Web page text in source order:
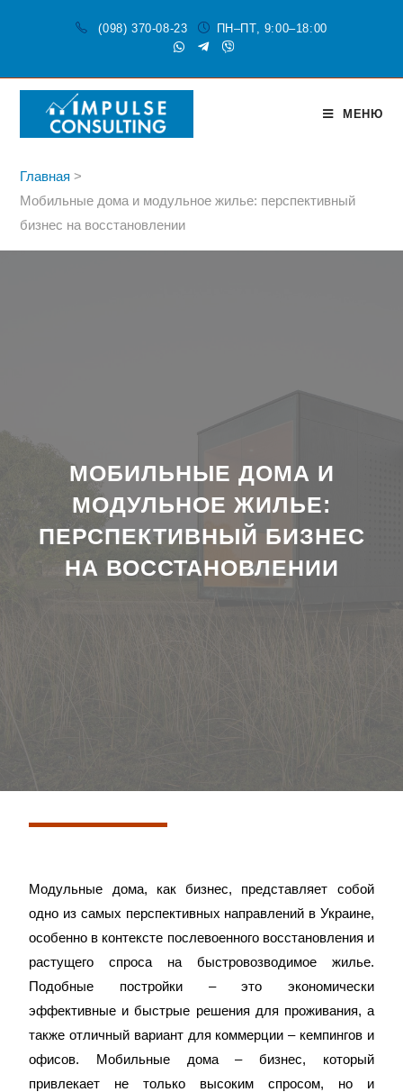
(098) 370-08-23 ПН–ПТ, 9:00–18:00
МЕНЮ
Главная >
Мобильные дома и модульное жилье: перспективный
бизнес на восстановлении
МОБИЛЬНЫЕ ДОМА И
МОДУЛЬНОЕ ЖИЛЬЕ:
ПЕРСПЕКТИВНЫЙ БИЗНЕС
НА ВОССТАНОВЛЕНИИ
Модульные дома, как бизнес, представляет собой
одно из самых перспективных направлений в Украине,
особенно в контексте послевоенного восстановления и
растущего спроса на быстровозводимое жилье.
Подобные постройки – это экономически
эффективные и быстрые решения для проживания, а
также отличный вариант для коммерции – кемпингов и
офисов. Мобильные дома – бизнес, который
привлекает не только высоким спросом, но и